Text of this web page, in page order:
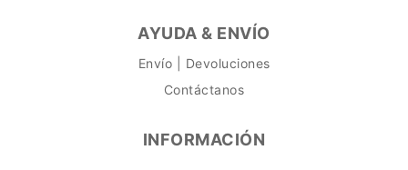
AYUDA & ENVÍO
Envío | Devoluciones
Contáctanos
INFORMACIÓN